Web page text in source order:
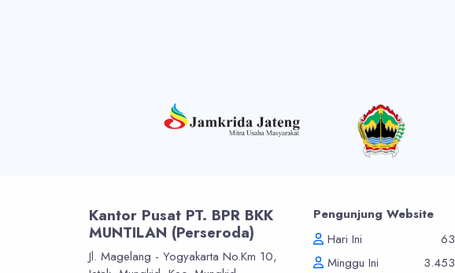
Kantor Pusat PT. BPR BKK
MUNTILAN (Perseroda)
Jl. Magelang - Yogyakarta No.Km 10,
Pengunjung Website
Hari Ini
63
Minggu Ini
3.453